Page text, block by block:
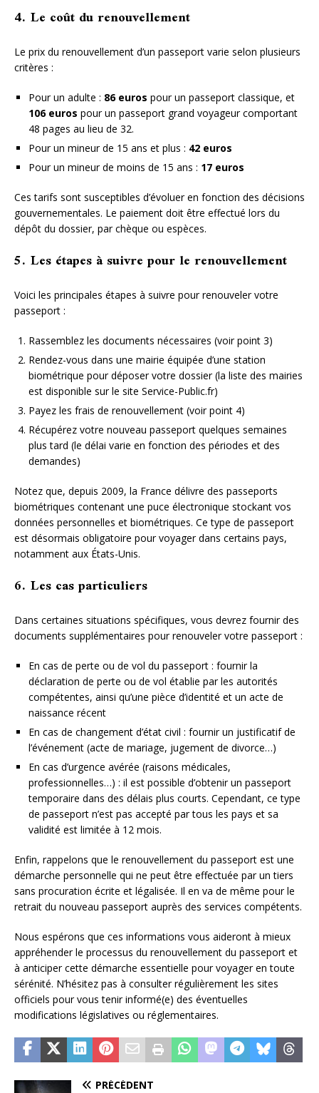
4. Le coût du renouvellement
Le prix du renouvellement d’un passeport varie selon plusieurs
critères :
Pour un adulte : 86 euros pour un passeport classique, et
106 euros pour un passeport grand voyageur comportant
48 pages au lieu de 32.
Pour un mineur de 15 ans et plus : 42 euros
Pour un mineur de moins de 15 ans : 17 euros
Ces tarifs sont susceptibles d’évoluer en fonction des décisions
gouvernementales. Le paiement doit être effectué lors du
dépôt du dossier, par chèque ou espèces.
5. Les étapes à suivre pour le renouvellement
Voici les principales étapes à suivre pour renouveler votre
passeport :
Rassemblez les documents nécessaires (voir point 3)
Rendez-vous dans une mairie équipée d’une station
biométrique pour déposer votre dossier (la liste des mairies
est disponible sur le site Service-Public.fr)
Payez les frais de renouvellement (voir point 4)
Récupérez votre nouveau passeport quelques semaines
plus tard (le délai varie en fonction des périodes et des
demandes)
Notez que, depuis 2009, la France délivre des passeports
biométriques contenant une puce électronique stockant vos
données personnelles et biométriques. Ce type de passeport
est désormais obligatoire pour voyager dans certains pays,
notamment aux États-Unis.
6. Les cas particuliers
Dans certaines situations spécifiques, vous devrez fournir des
documents supplémentaires pour renouveler votre passeport :
En cas de perte ou de vol du passeport : fournir la
déclaration de perte ou de vol établie par les autorités
compétentes, ainsi qu’une pièce d’identité et un acte de
naissance récent
En cas de changement d’état civil : fournir un justificatif de
l’événement (acte de mariage, jugement de divorce…)
En cas d’urgence avérée (raisons médicales,
professionnelles…) : il est possible d’obtenir un passeport
temporaire dans des délais plus courts. Cependant, ce type
de passeport n’est pas accepté par tous les pays et sa
validité est limitée à 12 mois.
Enfin, rappelons que le renouvellement du passeport est une
démarche personnelle qui ne peut être effectuée par un tiers
sans procuration écrite et légalisée. Il en va de même pour le
retrait du nouveau passeport auprès des services compétents.
Nous espérons que ces informations vous aideront à mieux
appréhender le processus du renouvellement du passeport et
à anticiper cette démarche essentielle pour voyager en toute
sérénité. N’hésitez pas à consulter régulièrement les sites
officiels pour vous tenir informé(e) des éventuelles
modifications législatives ou réglementaires.
PRÉCÉDENT